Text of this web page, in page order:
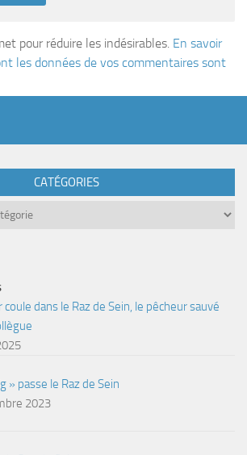
pour réduire les indésirables. En savoir
les données de vos commentaires sont
CATÉGORIES
coule dans le Raz de Sein, le pêcheur sauvé
» passe le Raz de Sein
2023